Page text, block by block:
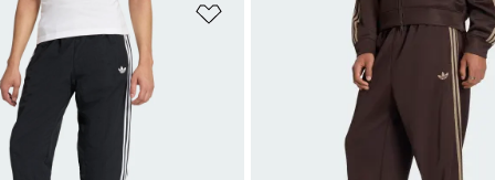
hinzufügen Zur Wunschliste hinzufügen